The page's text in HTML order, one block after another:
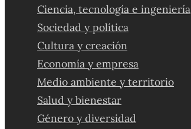
Ciencia, tecnología e ingeniería
Sociedad y política
Cultura y creación
Economía y empresa
Medio ambiente y territorio
Salud y bienestar
Género y diversidad